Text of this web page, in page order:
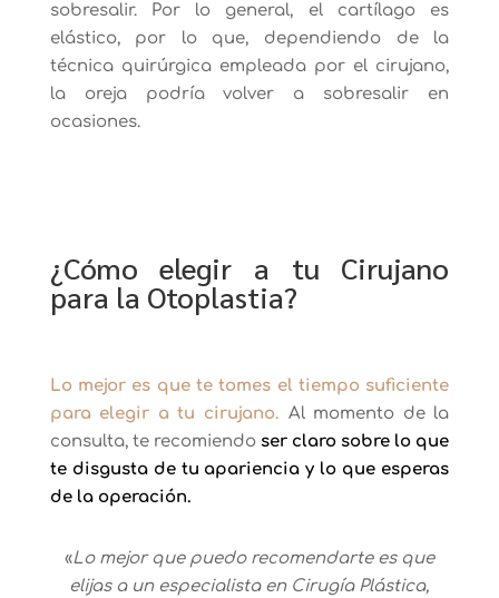
sobresalir. Por lo general, el cartílago es
elástico, por lo que, dependiendo de la
técnica quirúrgica empleada por el cirujano,
la oreja podría volver a sobresalir en
ocasiones.
¿Cómo elegir a tu Cirujano
para la Otoplastia?
Lo mejor es que te tomes el tiempo suficiente
para elegir a tu cirujano. Al momento de la
consulta, te recomiendo ser claro sobre lo que
te disgusta de tu apariencia y lo que esperas
de la operación.
«Lo mejor que puedo recomendarte es que
elijas a un especialista en Cirugía Plástica,